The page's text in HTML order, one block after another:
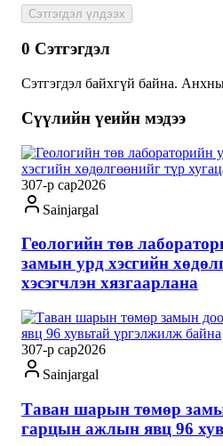
Сэтгэгдэл үлдээх
0 Сэтгэгдэл
Сэтгэгдэл байхгүй байна. Анхны
Сүүлийн үеийн мэдээ
307-р сар2026
Sainjargal
Геологийн төв
замын урд хэсгийн
хэсэгчлэн хязгаарлана
307-р сар2026
Sainjargal
Таван шарын төмөр
гарцын ажлын явц 96